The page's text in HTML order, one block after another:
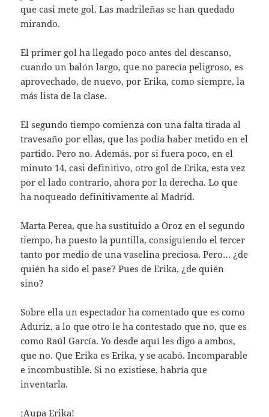
que casi mete gol. Las madrileñas se han quedado
mirando.
El primer gol ha llegado poco antes del descanso,
cuando un balón largo, que no parecía peligroso, es
aprovechado, de nuevo, por Erika, como siempre, la
más lista de la clase.
El segundo tiempo comienza con una falta tirada al
travesaño por ellas, que las podía haber metido en el
partido. Pero no. Además, por si fuera poco, en el
minuto 14, casi definitivo, otro gol de Erika, esta vez
por el lado contrario, ahora por la derecha. Lo que
ha noqueado definitivamente al Madrid.
Marta Perea, que ha sustituido a Oroz en el segundo
tiempo, ha puesto la puntilla, consiguiendo el tercer
tanto por medio de una vaselina preciosa. Pero… ¿de
quién ha sido el pase? Pues de Erika, ¿de quién
sino?
Sobre ella un espectador ha comentado que es como
Aduriz, a lo que otro le ha contestado que no, que es
como Raúl García. Yo desde aquí les digo a ambos,
que no. Que Erika es Erika, y se acabó. Incomparable
e incombustible. Si no existiese, habría que
inventarla.
¡Aupa Erika!